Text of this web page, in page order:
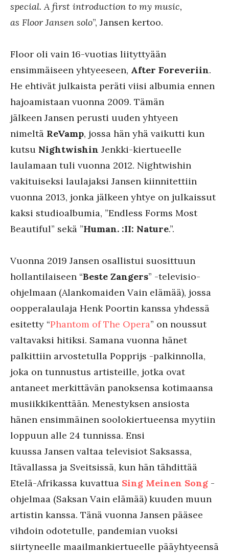
special. A first introduction to my music,
as Floor Jansen solo”, Jansen kertoo.
Floor oli vain 16-vuotias liityttyään
ensimmäiseen yhtyeeseen, After Foreveriin.
He ehtivät julkaista peräti viisi albumia ennen
hajoamistaan vuonna 2009. Tämän
jälkeen Jansen perusti uuden yhtyeen
nimeltä ReVamp, jossa hän yhä vaikutti kun
kutsu Nightwishin Jenkki-kiertueelle
laulamaan tuli vuonna 2012. Nightwishin
vakituiseksi laulajaksi Jansen kiinnitettiin
vuonna 2013, jonka jälkeen yhtye on julkaissut
kaksi studioalbumia, ”Endless Forms Most
Beautiful” sekä ”Human. :II: Nature.”.
Vuonna 2019 Jansen osallistui suosittuun
hollantilaiseen “Beste Zangers” -televisio-
ohjelmaan (Alankomaiden Vain elämää), jossa
oopperalaulaja Henk Poortin kanssa yhdessä
esitetty “Phantom of The Opera” on noussut
valtavaksi hitiksi. Samana vuonna hänet
palkittiin arvostetulla Popprijs -palkinnolla,
joka on tunnustus artisteille, jotka ovat
antaneet merkittävän panoksensa kotimaansa
musiikkikenttään. Menestyksen ansiosta
hänen ensimmäinen soolokiertueensa myytiin
loppuun alle 24 tunnissa. Ensi
kuussa Jansen valtaa televisiot Saksassa,
Itävallassa ja Sveitsissä, kun hän tähdittää
Etelä-Afrikassa kuvattua Sing Meinen Song -
ohjelmaa (Saksan Vain elämää) kuuden muun
artistin kanssa. Tänä vuonna Jansen pääsee
vihdoin odotetulle, pandemian vuoksi
siirtyneelle maailmankiertueelle pääyhtyeensä